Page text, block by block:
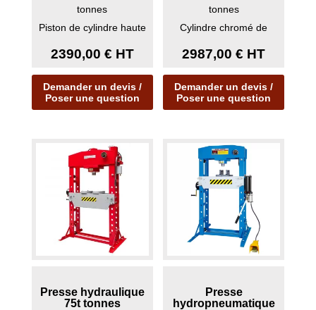
tonnes
Piston de cylindre haute
2390,00 € HT
Demander un devis /
Poser une question
tonnes
Cylindre chromé de
2987,00€ HT
Demander un devis /
Poser une question
Presse hydraulique
75t tonnes
Presse
hydropneumatique